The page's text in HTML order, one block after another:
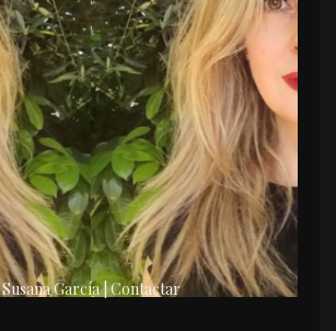
Susana García | Contactar